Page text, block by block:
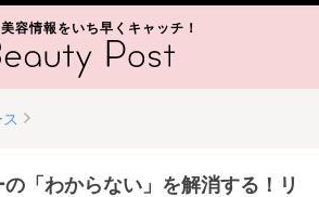
容情報をいち早くキャッチ！
「わからない」を解消する！リ